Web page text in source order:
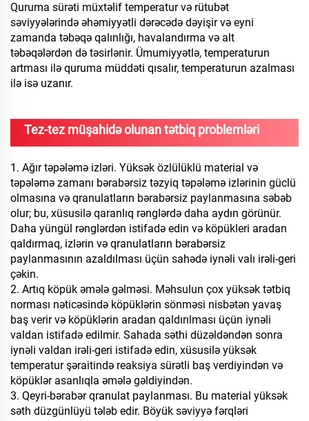
Quruma sürəti müxtəlif temperatur və rütubət
səviyyələrində əhəmiyyətli dərəcədə dəyişir və eyni
zamanda təbəqə qalınlığı, havalandırma və alt
təbəqələrdən də təsirlənir. Ümumiyyətlə, temperaturun
artması ilə quruma müddəti qısalır, temperaturun azalması
ilə isə uzanır.
Tez-tez müşahidə olunan tətbiq problemləri
1. Ağır təpələmə izləri. Yüksək özlülüklü material və
təpələmə zamanı bərabərsiz təzyiq təpələmə izlərinin güclü
olmasına və qranulatların bərabərsiz paylanmasına səbəb
olur; bu, xüsusilə qaranlıq rənglərdə daha aydın görünür.
Daha yüngül rənglərdən istifadə edin və köpükleri aradan
qaldırmaq, izlərin və qranulatların bərabərsiz
paylanmasının azaldılması üçün sahədə iynəli valı irəli-geri
çəkin.
2. Artıq köpük əmələ gəlməsi. Məhsulun çox yüksək tətbiq
norması nəticəsində köpüklərin sönməsi nisbətən yavaş
baş verir və köpüklərin aradan qaldırılması üçün iynəli
valdan istifadə edilmir. Sahada səthi düzəldəndən sonra
iynəli valdan irəli-geri istifadə edin, xüsusilə yüksək
temperatur şəraitində reaksiya sürətli baş verdiyindən və
köpüklər asanlıqla əmələ gəldiyindən.
3. Qeyri-bərabər qranulat paylanması. Bu material yüksək
səth düzgünlüyü tələb edir. Böyük səviyyə fərqləri